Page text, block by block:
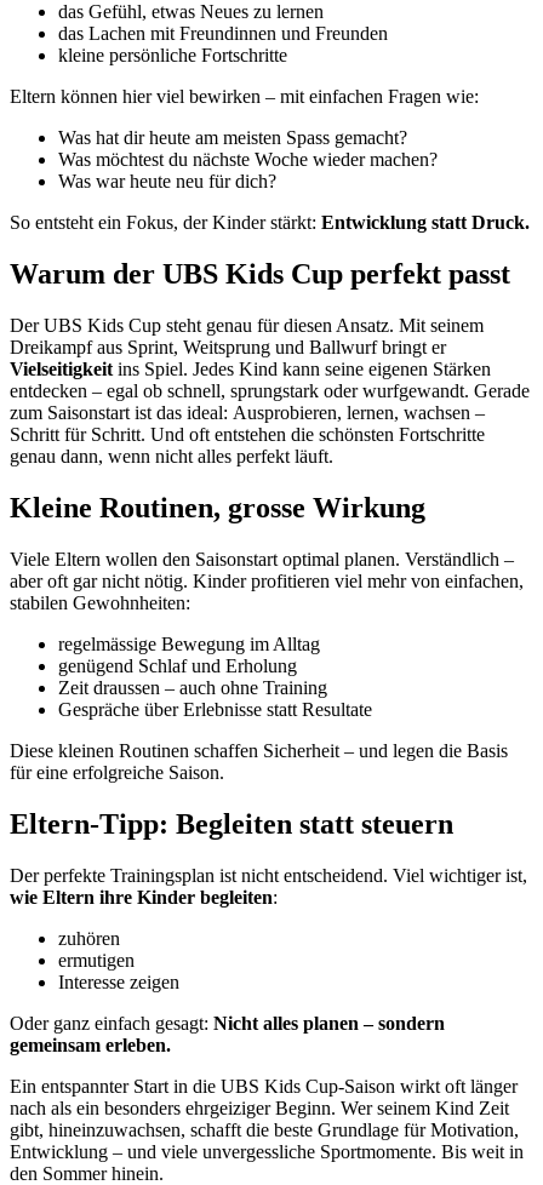
das Gefühl, etwas Neues zu lernen
das Lachen mit Freundinnen und Freunden
kleine persönliche Fortschritte
Eltern können hier viel bewirken – mit einfachen Fragen wie:
Was hat dir heute am meisten Spass gemacht?
Was möchtest du nächste Woche wieder machen?
Was war heute neu für dich?
So entsteht ein Fokus, der Kinder stärkt: Entwicklung statt Druck.
Warum der UBS Kids Cup perfekt passt
Der UBS Kids Cup steht genau für diesen Ansatz. Mit seinem
Dreikampf aus Sprint, Weitsprung und Ballwurf bringt er
Vielseitigkeit ins Spiel. Jedes Kind kann seine eigenen Stärken
entdecken – egal ob schnell, sprungstark oder wurfgewandt. Gerade
zum Saisonstart ist das ideal: Ausprobieren, lernen, wachsen –
Schritt für Schritt. Und oft entstehen die schönsten Fortschritte
genau dann, wenn nicht alles perfekt läuft.
Kleine Routinen, grosse Wirkung
Viele Eltern wollen den Saisonstart optimal planen. Verständlich –
aber oft gar nicht nötig. Kinder profitieren viel mehr von einfachen,
stabilen Gewohnheiten:
regelmässige Bewegung im Alltag
genügend Schlaf und Erholung
Zeit draussen – auch ohne Training
Gespräche über Erlebnisse statt Resultate
Diese kleinen Routinen schaffen Sicherheit – und legen die Basis
für eine erfolgreiche Saison.
Eltern-Tipp: Begleiten statt steuern
Der perfekte Trainingsplan ist nicht entscheidend. Viel wichtiger ist,
wie Eltern ihre Kinder begleiten:
zuhören
ermutigen
Interesse zeigen
Oder ganz einfach gesagt: Nicht alles planen – sondern
gemeinsam erleben.
Ein entspannter Start in die UBS Kids Cup-Saison wirkt oft länger
nach als ein besonders ehrgeiziger Beginn. Wer seinem Kind Zeit
gibt, hineinzuwachsen, schafft die beste Grundlage für Motivation,
Entwicklung – und viele unvergessliche Sportmomente. Bis weit in
den Sommer hinein.